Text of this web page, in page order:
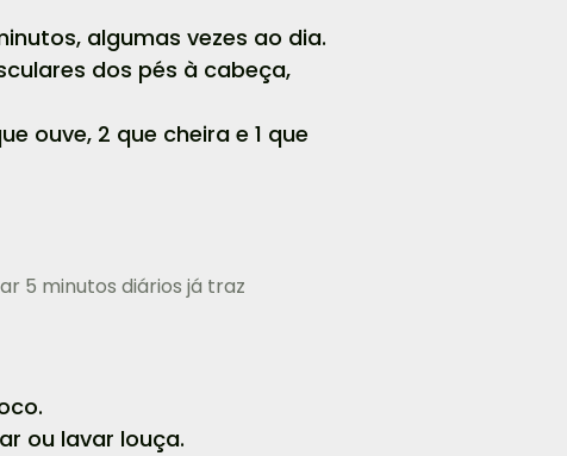
algumas vezes ao dia.
dos pés à cabeça,
ouve, 2 que cheira e 1 que
5 minutos diários já traz
ou lavar louça.